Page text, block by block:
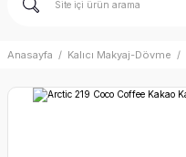
Anasayfa Kalıcı Makyaj-Dövme